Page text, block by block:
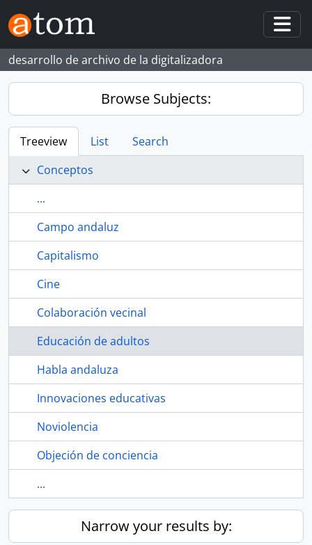
Skip to main content
desarrollo de archivo de la digitalizadora
Browse Subjects:
Treeview List
Search
Conceptos
...
Campo andaluz
Capitalismo
Cine
Colaboración vecinal
Educación de adultos
Habla andaluza
Innovaciones educativas
Noviolencia
Objeción de conciencia
...
Narrow your results by: